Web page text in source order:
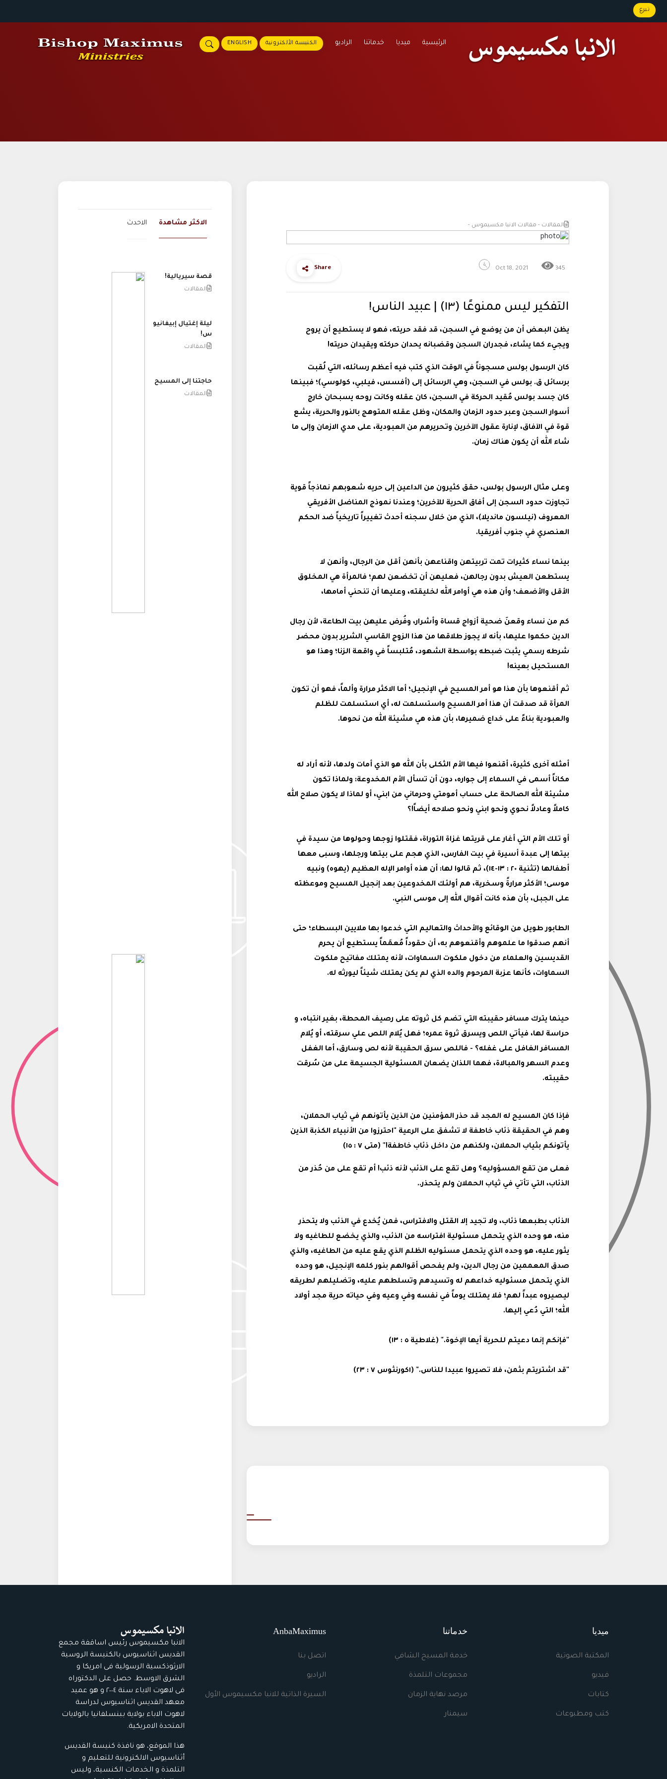
تبرع
ENGLISH الكنيسة الألكترونية الراديو خدماتنا ميديا الرئيسية
المقالات - مقالات الانبا مكسيموس -
Oct 18, 2021 345
Share
التفكير ليس ممنوعًا (١٣) | عبيد الناس!
يظن البعض أن من يوضع في السجن، قد فقد حريته، فهو لا يستطيع أن يروح
ويجيء كما يشاء، فجدران السجن وقضبانه يحدان حركته ويقيدان حريته!
كان الرسول بولس مسجوناً في الوقت الذي كتب فيه أعظم رسائله، التي لُقبت
برسائل ق. بولس في السجن، وهي الرسائل إلى (أفسس، فيلبي، كولوسي)؛ فبينما
كان جسد بولس مُقيد الحركة في السجن، كان عقله وكانت روحه يسبحان خارج
أسوار السجن وعبر حدود الزمان والمكان، وظل عقله المتوهج بالنور والحرية، يشع
قوة في الآفاق، لإنارة عقول الآخرين وتحريرهم من العبودية، على مدي الازمان وإلى ما
شاء الله أن يكون هناك زمان.
وعلى مثال الرسول بولس، حقق كثيرون من الداعين إلى حريه شعوبهم نماذجاً قوية
تجاوزت حدود السجن إلى أفاق الحرية للآخرين؛ وعندنا نموذج المناضل الأفريقي
المعروف (نيلسون مانديلا)، الذي من خلال سجنه أحدث تغييراً تاريخياً ضد الحكم
العنصري في جنوب أفريقيا.
‌بينما نساء كثيرات تمت تربيتهن واقناعهن بأنهن أقل من الرجال، وأنهن لا
يستطعن العيش بدون رجالهن، فعليهن أن تخضعن لهم؛ فالمرأة هي المخلوق
الأقل والأضعف؛ وأن هذه هي أوامر الله لخليقته، وعليها أن تنحني أمامها،
كم من نساء وقعنَ ضحية أزواج قساة وأشرار، وفُرض عليهن بيت الطاعة، لأن رجال
الدين حكموا عليها، بأنه لا يجوز طلاقها من هذا الزوج القاسي الشرير بدون محضر
شرطه رسمي يثبت ضبطه بواسطة الشهود، مُتلبساً في واقعة الزنا؛ وهذا هو
المستحيل بعينه!
ثم أقنعوها بأن هذا هو أمر المسيح في الإنجيل؛ أما الاكثر مرارة وألماً، فهو أن تكون
المرأة قد صدقت أن هذا أمر المسيح واستسلمت له، أي استسلمت للظلم
والعبودية بناءً على خداع ضميرها، بأن هذه هي مشيئة الله من نحوها.
أمثله آخرى كثيرة، أقنعوا فيها الأم الثكلى بأن الله هو الذي أمات ولدها، لأنه أراد له
مكاناً أسمى في السماء إلى جواره، دون أن تسأل الأم المخدوعة: ولماذا تكون
مشيئة الله الصالحة على حساب أمومتي وحرماني من ابني، أو لماذا لا يكون صلاح الله
كاملاً وعادلاً نحوي ونحو ابني ونحو صلاحه أيضاً!؟
أو تلك الأم التي أغار على قريتها غزاة التوراة، فقتلوا زوجها وحولوها من سيدة في
بيتها إلى عبدة أسيرة في بيت الفارس، الذي هجم على بيتها ورجلها، وسبى معها
أطفالها (تثنية ٢٠ : ١٣-١٤)، ثم قالوا لها: أن هذه أوامر الإله العظيم (يهوه) ونبيه
موسى؛ الأكثر مرارةً وسخرية، هم أولئك المخدوعين بعد إنجيل المسيح وموعظته
على الجبل، بأن هذه كانت أقوال الله إلى موسى النبي.
الطابور طويل من الوقائع والأحداث والتعاليم التي خدعوا بها ملايين البسطاء؛ حتى
أنهم صدقوا ما علموهم وأقنعوهم به، أن حقوداً مُعمَماً يستطيع أن يحرم
القديسين والعلماء من دخول ملكوت السماوات، لأنه يمتلك مفاتيح ملكوت
السماوات، كأنها عزبة المرحوم والده الذي لم يكن يمتلك شيئاً ليورثه له.
حينما يترك مسافر حقيبته التي تضم كل ثروته على رصيف المحطة، بغير انتباه، و
حراسة لها، فيأتي اللص ويسرق ثروة عمره؛ فهل يُلام اللص علي سرقته، أو يُلام
المسافر الغافل على غفله؟ - فاللص سرق الحقيبة لأنه لص وسارق، أما الغفل
وعدم السهر والمبالاة، فهما اللذان يضعان المسئولية الجسيمة على من سُرقت
حقيبته.
فإذا كان المسيح له المجد قد حذر المؤمنين من الذين يأتونهم في ثياب الحملان،
وهم في الحقيقة ذئاب خاطفة لا تشفق على الرعية "احترزوا من الأنبياء الكذبة الذين
يأتونكم بثياب الحملان، ولكنهم من داخل ذئاب خاطفة!" (متى ٧ : ١٥)
فعلى من تقع المسؤوليه؟ وهل تقع على الذئب لأنه ذئب! ‌‌‌‌أم تقع على من حُذر من
الذئاب، التي تأتي في ثياب الحملان ولم يتحذر..
الذئاب بطبعها ذئاب، ولا تجيد إلا القتل والافتراس، فمن يُخدع في الذئب ولا يتحذر
منه، هو وحده الذي يتحمل مسئولية افتراسه من الذئب، والذي يخضع للطاغيه ولا
يثور عليه، هو وحده الذي يتحمل مسئوليه الظلم الذي يقع عليه من الطاغيه، والذي
صدق المعممين من رجال الدين، ولم يفحص أقوالهم بنور كلمه الإنجيل، هو وحده
الذي يتحمل مسئوليه خداعهم له وتسيدهم وتسلطهم عليه، وتضليلهم لطريقه
ليصيروه عبداً لهم؛ فلا يمتلك يوماً في نفسه وفي وعيه وفي حياته حرية مجد أولاد
الله؛ التي دُعي إليها.
"فإنكم إنما دعيتم للحرية أيها الإخوة." (غلاطية ٥ : ١٣)
"قد اشتريتم بثمن، فلا تصيروا عبيدا للناس." (١كورنثوس ٧ : ٢٣)
الاكثر مشاهدة الاحدث
قصة سيريالية!
المقالات
ليلة إغتيال إبيفانيو
س!
المقالات
حاجتنا إلى المسيح
المقالات
ميديا
المكتبة الصوتية
فيديو
كتابات
كتب ومطبوعات
خدماتنا
خدمة المسيح الشافي
مجموعات التلمذة
مرصد نهاية الزمان
سيمنار
AnbaMaximus
اتصل بنا
الراديو
السيرة الذاتية للانبا مكسيموس الأول
الانبا مكسيموس رئيس اساقفة مجمع
القديس اثناسيوس بالكنيسة الروسية
الارثوذكسية الرسولية فى امريكا و
الشرق الاوسط. حصل على الدكتوراه
فى لاهوت الاباء سنة ٢٠٠٤ و هو عميد
معهد القديس اثناسيوس لدراسة
لاهوت الاباء بولاية ببنسلفانيا بالولايات
المتحدة الامريكية.
هذا الموقع، هو نافذة كنيسة القديس
أثناسيوس الالكترونية للتعليم و
التلمذة و الخدمات الكنسية، وليس